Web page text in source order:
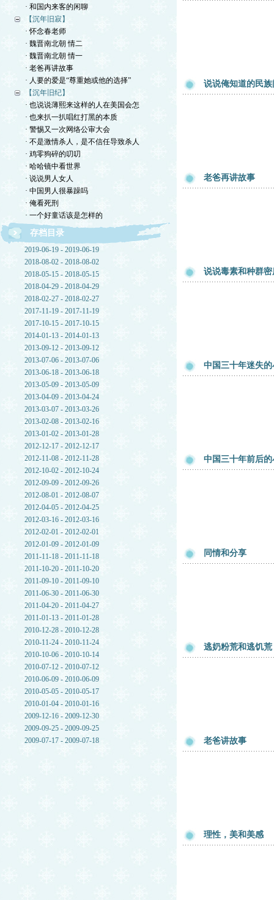
· 和国内来客的闲聊
【沉年旧寂】
· 怀念春老师
· 魏晋南北朝 情二
· 魏晋南北朝 情一
· 老爸再讲故事
· 人要的爱是“尊重她或他的选择”
【沉年旧纪】
· 也说说薄熙来这样的人在美国会怎
· 也来扒一扒唱红打黑的本质
· 警惕又一次网络公审大会
· 不是激情杀人，是不信任导致杀人
· 鸡零狗碎的叨叨
· 哈哈镜中看世界
· 说说男人女人
· 中国男人很暴躁吗
· 俺看死刑
· 一个好童话该是怎样的
存档目录
2019-06-19 - 2019-06-19
2018-08-02 - 2018-08-02
2018-05-15 - 2018-05-15
2018-04-29 - 2018-04-29
2018-02-27 - 2018-02-27
2017-11-19 - 2017-11-19
2017-10-15 - 2017-10-15
2014-01-13 - 2014-01-13
2013-09-12 - 2013-09-12
2013-07-06 - 2013-07-06
2013-06-18 - 2013-06-18
2013-05-09 - 2013-05-09
2013-04-09 - 2013-04-24
2013-03-07 - 2013-03-26
2013-02-08 - 2013-02-16
2013-01-02 - 2013-01-28
2012-12-17 - 2012-12-17
2012-11-08 - 2012-11-28
2012-10-02 - 2012-10-24
2012-09-09 - 2012-09-26
2012-08-01 - 2012-08-07
2012-04-05 - 2012-04-25
2012-03-16 - 2012-03-16
2012-02-01 - 2012-02-01
2012-01-09 - 2012-01-09
2011-11-18 - 2011-11-18
2011-10-20 - 2011-10-20
2011-09-10 - 2011-09-10
2011-06-30 - 2011-06-30
2011-04-20 - 2011-04-27
2011-01-13 - 2011-01-28
2010-12-28 - 2010-12-28
2010-11-24 - 2010-11-24
2010-10-06 - 2010-10-14
2010-07-12 - 2010-07-12
2010-06-09 - 2010-06-09
2010-05-05 - 2010-05-17
2010-01-04 - 2010-01-16
2009-12-16 - 2009-12-30
2009-09-25 - 2009-09-25
2009-07-17 - 2009-07-18
说说俺知道的民
老爸再讲故事
说说毒素和种群
中国三十年迷失
中国三十年前后
同情和分享
逃奶粉荒和逃饥荒
老爸讲故事
理性，美和美感